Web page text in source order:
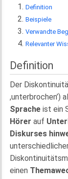
Definition
Beispiele
Verwandte
Relevanter
Definition
Der
,unterbrochen’)
Sprache ist ein
Hörer auf
Diskurses
einen